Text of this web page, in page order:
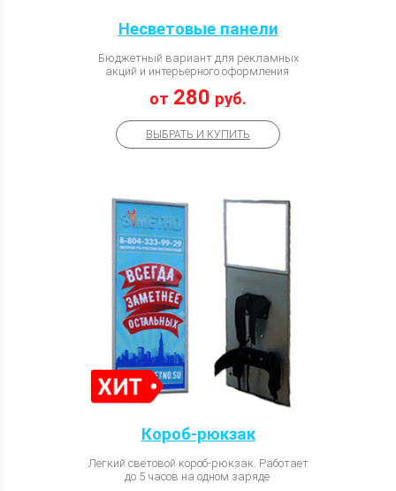
Несветовые панели
Бюджетный вариант для рекламных
акций и интерьерного оформления
от 280 руб.
ВЫБРАТЬ И КУПИТЬ
Короб-рюкзак
Легкий световой короб-рюкзак. Работает
до 5 часов на одном заряде